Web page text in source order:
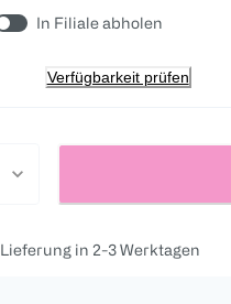
In Filiale abholen
Verfügbarkeit prüfen
Lieferung in 2-3 Werktagen